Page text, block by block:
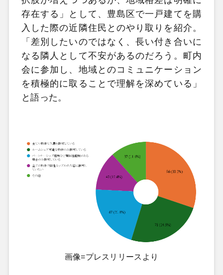
存在する」として、豊島区で一戸建てを購
入した際の近隣住民とのやり取りを紹介。
「差別したいのではなく、長い付き合いに
なる隣人として不安があるのだろう。町内
会に参加し、地域とのコミュニケーション
を積極的に取ることで理解を深めている」
と語った。
画像=プレスリリースより